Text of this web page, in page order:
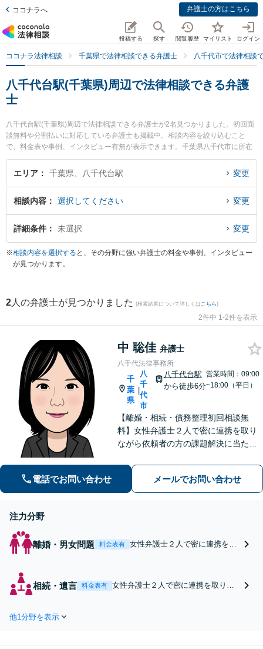
ココナラへ 弁護士の方はこちら
投稿する 探す 閲覧履歴 マイリスト ログイン
ココナラ法律相談 千葉県で法律相談できる弁護士 八千代市で法律相談
八千代台駅(千葉県)周辺で法律相談できる弁護
士
八千代台駅(千葉県)周辺で法律相談できる弁護士が2名見つかりました。初回面
談無料や分割払いに対応している弁護士も掲載中。相談内容を絞り込むこと
で、料金表や事例、インタビュー有無が表示できます。千葉県八千代市に所在
する八千代台駅は京成本線沿線の駅です。より多くの弁護士から探したいとき
は市区町村検索や同一路線のより大きな駅も追加選択して探すと良いでしょ
詐欺のトラブルを勤務先から通いやすい八千代台駅周辺に事務所を構える弁護
士に面談予約したい』『投資詐欺のトラブル解決の実績豊富な八千代台駅近く
の弁護士を検索したい』『初回無料で投資詐欺を法律相談できる八千代台駅付
エリア 千葉県、八千代台駅 変更
相談内容 選択してください 変更
詳細条件 未選択 変更
※相談内容を選択する と、その分野に強い弁護士の料金や事例、インタビュー
が見つかります。
2 人の弁護士が見つかりました (検索結果について詳しくは こちら)
2件中 1-2件を表示
中 聡佳 弁護士
八千代法律事務所
千
葉
県
|
八
千
代
市
八千代台駅
から徒歩6分
営業時間：09:00
~18:00（平日）
【離婚・相続・債務整理初回相談無
料】女性弁護士２人で密に連携を取り
ながら依頼者の方の課題解決に当たり
か迷っていらっしゃる方も、ぜひお気
軽にご相談ください。感情面も含め丁
寧にお話をお聞きします。
電話でお問い合わせ メールでお問い合わせ
注力分野
離婚・男女問題 料金表有
女性弁護士２人で密に連携を取
権・養育費・面会交流でお困り
の方はぜひ一度お気軽にご相談
相続・遺言 料金表有
女性弁護士２人で密に連携を取りな
情面も含め丁寧にお話をお聞きしま
他1分野を表示